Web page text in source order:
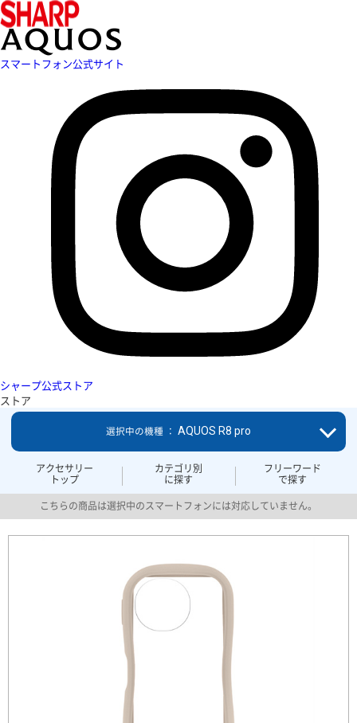
スマートフォン公式サイト
シャープ公式ストア
ストア
アクセサリー
トップ
カテゴリ別
に探す
フリーワード
で探す
選択中の機種 ： AQUOS R8 pro
こちらの商品は選択中のスマートフォンには対応していません。